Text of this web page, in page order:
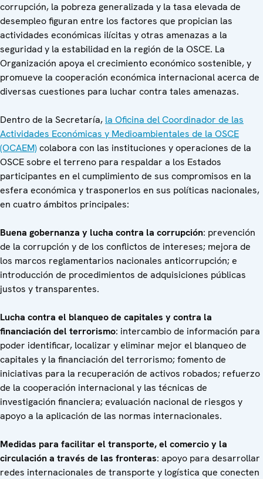
corrupción, la pobreza generalizada y la tasa elevada de
desempleo figuran entre los factores que propician las
actividades económicas ilícitas y otras amenazas a la
seguridad y la estabilidad en la región de la OSCE. La
Organización apoya el crecimiento económico sostenible, y
promueve la cooperación económica internacional acerca de
diversas cuestiones para luchar contra tales amenazas.
Dentro de la Secretaría, la Oficina del Coordinador de las
Actividades Económicas y Medioambientales de la OSCE
(OCAEM)colabora con las instituciones y operaciones de la
OSCE sobre el terreno para respaldar a los Estados
participantes en el cumplimiento de sus compromisos en la
esfera económica y trasponerlos en sus políticas nacionales,
en cuatro ámbitos principales:
Buena gobernanza y lucha contra la corrupción: prevención
de la corrupción y de los conflictos de intereses; mejora de
los marcos reglamentarios nacionales anticorrupción; e
introducción de procedimientos de adquisiciones públicas
justos y transparentes.
Lucha contra el blanqueo de capitales y contra la
financiación del terrorismo: intercambio de información para
poder identificar, localizar y eliminar mejor el blanqueo de
capitales y la financiación del terrorismo; fomento de
iniciativas para la recuperación de activos robados; refuerzo
de la cooperación internacional y las técnicas de
investigación financiera; evaluación nacional de riesgos y
apoyo a la aplicación de las normas internacionales.
Medidas para facilitar el transporte, el comercio y la
circulación a través de las fronteras: apoyo para desarrollar
redes internacionales de transporte y logística que conecten